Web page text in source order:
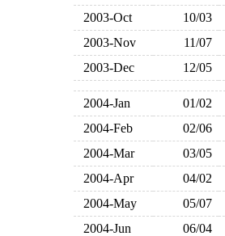
2003-Oct
10/03
2003-Nov
11/07
2003-Dec
12/05
2004-Jan 01/02
2004-Feb
02/06
2004-Mar
03/05
2004-Apr
04/02
2004-May
05/07
2004-Jun
06/04